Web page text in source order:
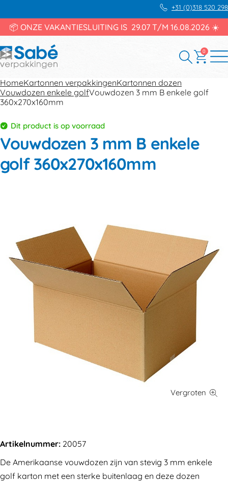
+31 (0)318 520 298
📦 ONZE VAKANTIESLUITING IS 29.07 T/M 16.08.2026 ☀️
0
HomeKartonnen verpakkingenKartonnen dozen
Vouwdozen enkele golfVouwdozen 3 mm B enkele golf
360x270x160mm
Dit product is op voorraad
Vouwdozen 3 mm B enkele
golf 360x270x160mm
Artikelnummer: 20057
De Amerikaanse vouwdozen zijn van stevig 3 mm enkele
golf karton met een sterke buitenlaag en deze dozen